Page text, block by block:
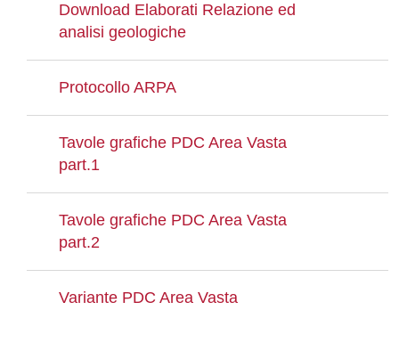
Download Elaborati Relazione ed
analisi geologiche
Protocollo ARPA
Tavole grafiche PDC Area Vasta
part.1
Tavole grafiche PDC Area Vasta
part.2
Variante PDC Area Vasta